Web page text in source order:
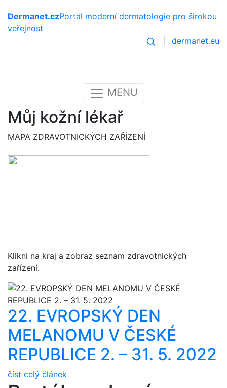
Dermanet.czPortál moderní dermatologie pro širokou
veřejnost
dermanet.eu
MENU
Můj kožní lékař
MAPA ZDRAVOTNICKÝCH ZAŘÍZENÍ
Klikni na kraj a zobraz seznam zdravotnických
zařízení.
22. EVROPSKÝ DEN
MELANOMU V ČESKÉ
REPUBLICE 2. – 31. 5. 2022
číst celý článek